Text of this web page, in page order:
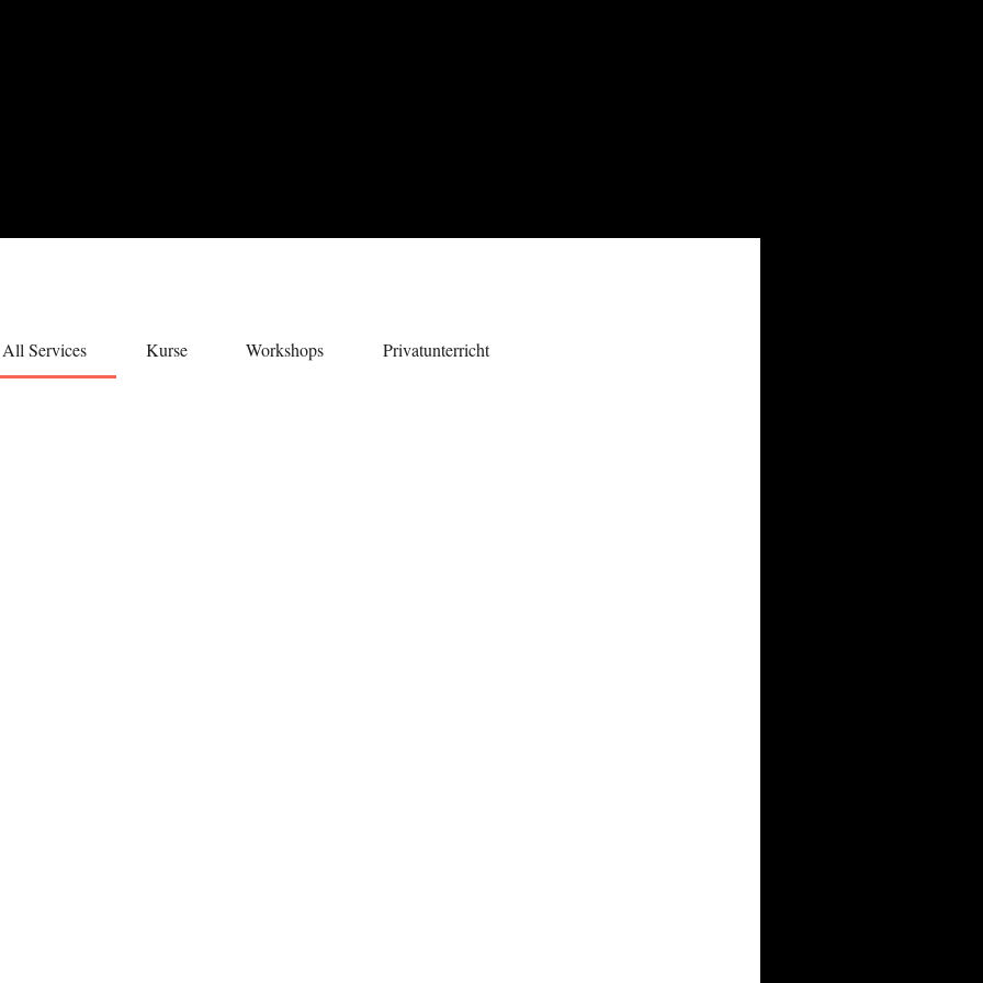
All Services Kurse Workshops Privatunterricht